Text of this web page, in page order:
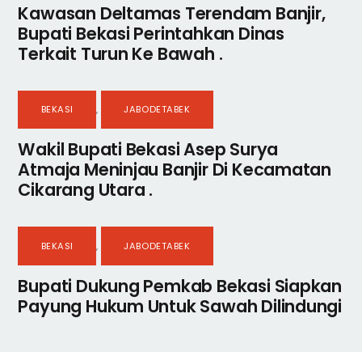
Kawasan Deltamas Terendam Banjir,
Bupati Bekasi Perintahkan Dinas
Terkait Turun Ke Bawah .
BEKASI , JABODETABEK
Wakil Bupati Bekasi Asep Surya
Atmaja Meninjau Banjir Di Kecamatan
Cikarang Utara .
BEKASI , JABODETABEK
Bupati Dukung Pemkab Bekasi Siapkan
Payung Hukum Untuk Sawah Dilindungi